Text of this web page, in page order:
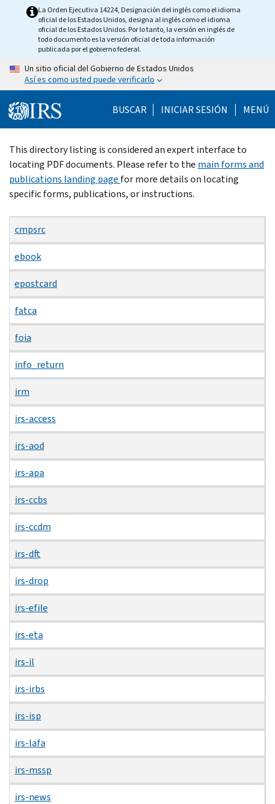
La Orden Ejecutiva 14224, Designación del inglés como el idioma
oficial de los Estados Unidos, designa al inglés como el idioma
oficial de los Estados Unidos. Por lo tanto, la versión en inglés de
todo documento es la versión oficial de toda información
publicada por el gobierno federal.
Un sitio oficial del Gobierno de Estados Unidos
Así es como usted puede verificarlo
BUSCAR INICIAR SESIÓN MENÚ
Beginning
of
main
content
This directory listing is considered an expert interface to
locating PDF documents. Please refer to the main forms and
publications landing page for more details on locating
specific forms, publications, or instructions.
cmpsrc
ebook
epostcard
fatca
foia
info_return
irm
irs-access
irs-aod
irs-apa
irs-ccbs
irs-ccdm
irs-dft
irs-drop
irs-efile
irs-eta
irs-il
irs-irbs
irs-isp
irs-lafa
irs-mssp
irs-news